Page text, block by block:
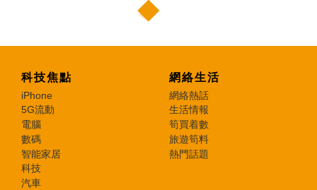
科技焦點
iPhone
5G流動
電腦
數碼
智能家居
科技
汽車
網絡生活
網絡熱話
生活情報
筍買着數
旅遊筍料
熱門話題